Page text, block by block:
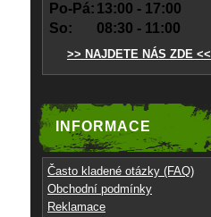
Po-Pá: 13:00 - 17:00
So:
08:30 - 11:00
>> NAJDETE NÁS ZDE <<
INFORMACE
Často kladené otázky (FAQ)
Obchodní podmínky
Reklamace